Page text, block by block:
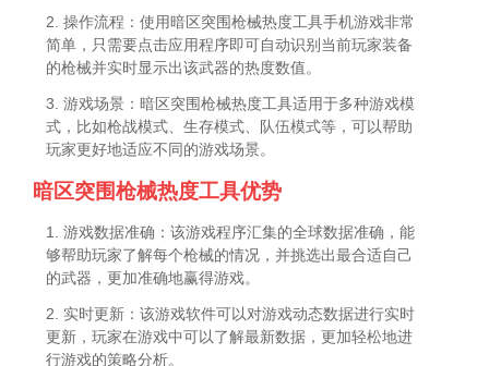
2. 操作流程：使用暗区突围枪械热度工具手机游戏非常
简单，只需要点击应用程序即可自动识别当前玩家装备
的枪械并实时显示出该武器的热度数值。
3. 游戏场景：暗区突围枪械热度工具适用于多种游戏模
式，比如枪战模式、生存模式、队伍模式等，可以帮助
玩家更好地适应不同的游戏场景。
暗区突围枪械热度工具优势
1. 游戏数据准确：该游戏程序汇集的全球数据准确，能
够帮助玩家了解每个枪械的情况，并挑选出最合适自己
的武器，更加准确地赢得游戏。
2. 实时更新：该游戏软件可以对游戏动态数据进行实时
更新，玩家在游戏中可以了解最新数据，更加轻松地进
行游戏的策略分析。